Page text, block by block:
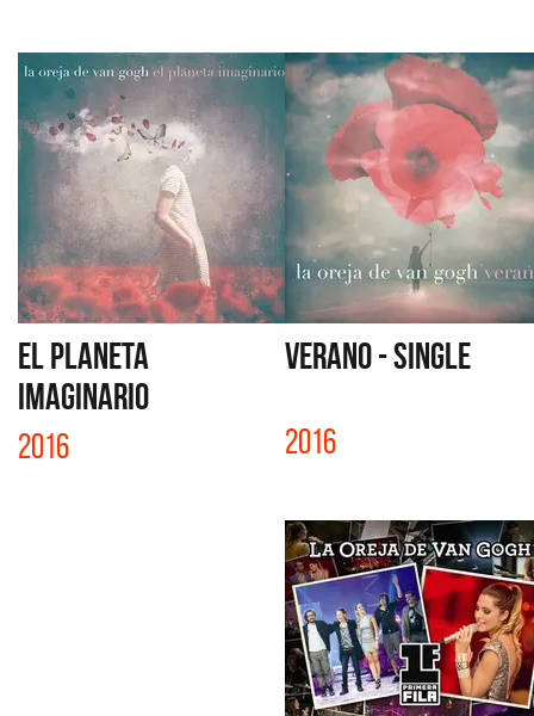
EL PLANETA
IMAGINARIO
2016
VERANO - SINGLE
2016